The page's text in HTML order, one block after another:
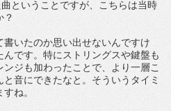
ということですが、こちらは当時
？
いたのか思い出せないんですけ
です。特にストリングスや鍵盤も
ジも加わったことで、より一層こ
音にできたなと。そういうタイミ
ね。